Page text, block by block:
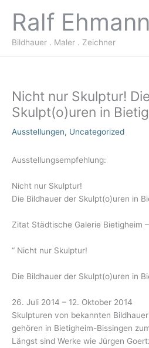
springen
Ralf Ehmann
Bildhauer . Maler . Zeichner
Nicht nur Skulptur!
Skulpt(o)uren in
Ausstellungen, Uncategorized
Ausstellungsempfehlung:
Nicht nur Skulptur!
Die Bildhauer der Skulpt(o)uren in
Zitat Städtische Galerie Bietigheim
“ Nicht nur Skulptur!
Die Bildhauer der Skulpt(o)uren in
26. Juli 2014 – 12. Oktober 2014
Skulpturen von bekannten
gehören in Bietigheim-Bissingen
Längst sind Werke wie Jürgen